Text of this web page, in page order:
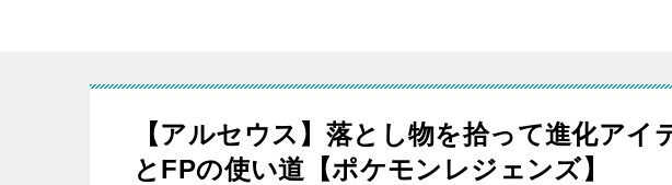
【アルセウス】落とし物を拾って進化ア
とFPの使い道【ポケモンレジェンズ】